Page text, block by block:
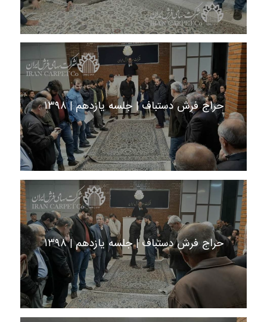
حراج فرش دستباف | جلسه یازدهم | 1398
حراج فرش دستباف | جلسه یازدهم | 1398